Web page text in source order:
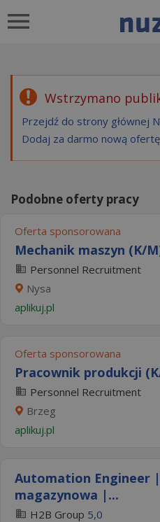
Wstrzymano
Przejdź do strony głównej
Dodaj za darmo nową ofertę
Podobne oferty pracy
Oferta sponsorowana
Mechanik maszyn (K/
Personnel Recruitment
Nysa
aplikuj.pl
Oferta sponsorowana
Pracownik produkcji
Personnel Recruitment
Brzeg
aplikuj.pl
Automation Engineer
magazynowa |...
H2B Group 5,0